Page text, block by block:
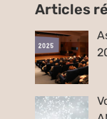
Articles